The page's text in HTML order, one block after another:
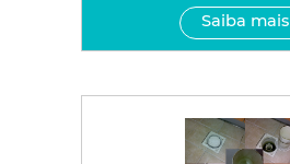
Saiba mais